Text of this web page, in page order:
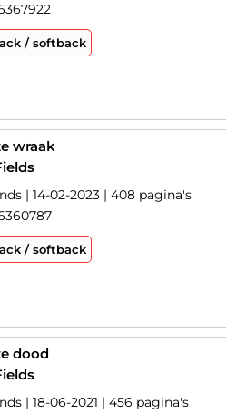
/ softback
wraak
| 14-02-2023 | 408 pagina's
/ softback
dood
| 18-06-2021 | 456 pagina's